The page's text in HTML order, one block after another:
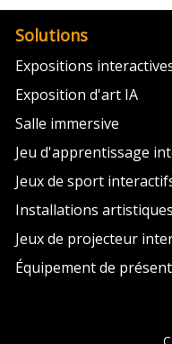
Solutions
Expositions
Exposition d'art IA
Salle immersive
Jeu d'apprentissage
Jeux de sport
Installations
Jeux de projecteur
Équipement de